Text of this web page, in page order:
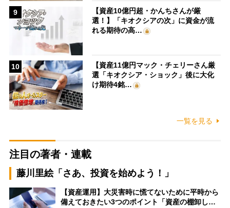
9
【資産10億円超・かんちさんが厳
選！】「キオクシアの次」に資金が流
れる期待の高…
10
【資産11億円マック・チェリーさん厳
選「キオクシア・ショック」後に大化
け期待4銘…
一覧を見る
注目の著者・連載
藤川里絵「さあ、投資を始めよう！」
【資産運用】大災害時に慌てないために平時から
備えておきたい3つのポイント「資産の棚卸し…